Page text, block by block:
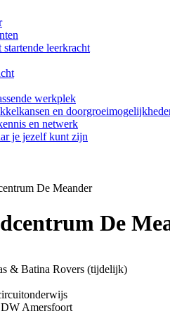
leerkracht
werkplek
en
en netwerk
je jezelf kunt zijn
De Meander
De
& Batina Rovers (tijdelijk)
Amersfoort